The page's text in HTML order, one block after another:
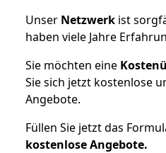
Unser Netzwerk ist
haben viele Jahre
Sie möchten eine
Sie sich jetzt kostenlose
Angebote.
Füllen Sie jetzt das
kostenloseAngebote.